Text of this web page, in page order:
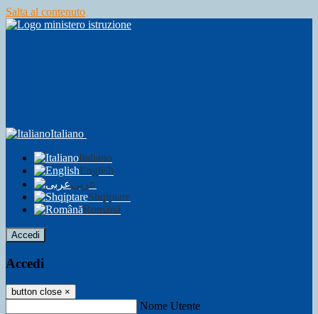
Salta al contenuto
Italiano
Italiano
English
عربى
Shqiptare
Română
Accedi
Accedi
button close ×
Nome Utente